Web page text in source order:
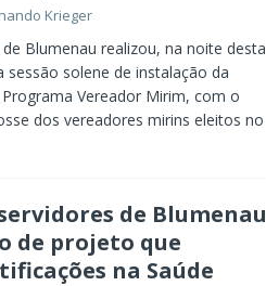
Krieger
Blumenau realizou, na noite desta
sessão solene de instalação da
Vereador Mirim, com o
dos vereadores mirins eleitos no
de Blumenau
de projeto que
na Saúde